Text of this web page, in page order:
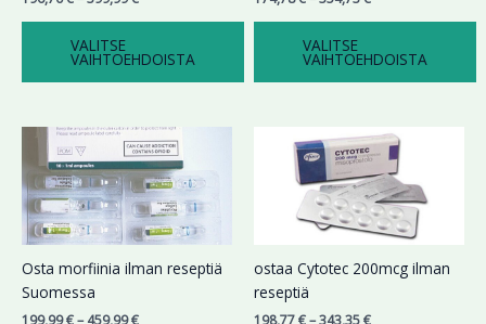
VALITSE
VAIHTOEHDOISTA
VALITSE
VAIHTOEHDOISTA
Osta morfiinia ilman reseptiä
Suomessa
199,99€– 459,99€
Hintaluokka:
199,99 €
-
459,99 €
tuotteella
on
useampi
muunnelma.
tehdä
valinnat
ostaa Cytotec 200mcg ilman
reseptiä
198,77€–343,35€
Hintaluokka:
198,77 €
343,35 €
tuotteella
useampi
muunnelma.
tehdä
valinnat